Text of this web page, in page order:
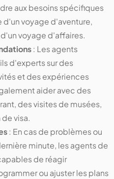
aux besoins spécifiques
d'un voyage d'aventure,
voyage d'affaires.
: Les agents
d'experts sur des
et des expériences
aider avec des
des visites de musées,
visa.
: En cas de problèmes ou
minute, les agents de
de réagir
ou ajuster les plans